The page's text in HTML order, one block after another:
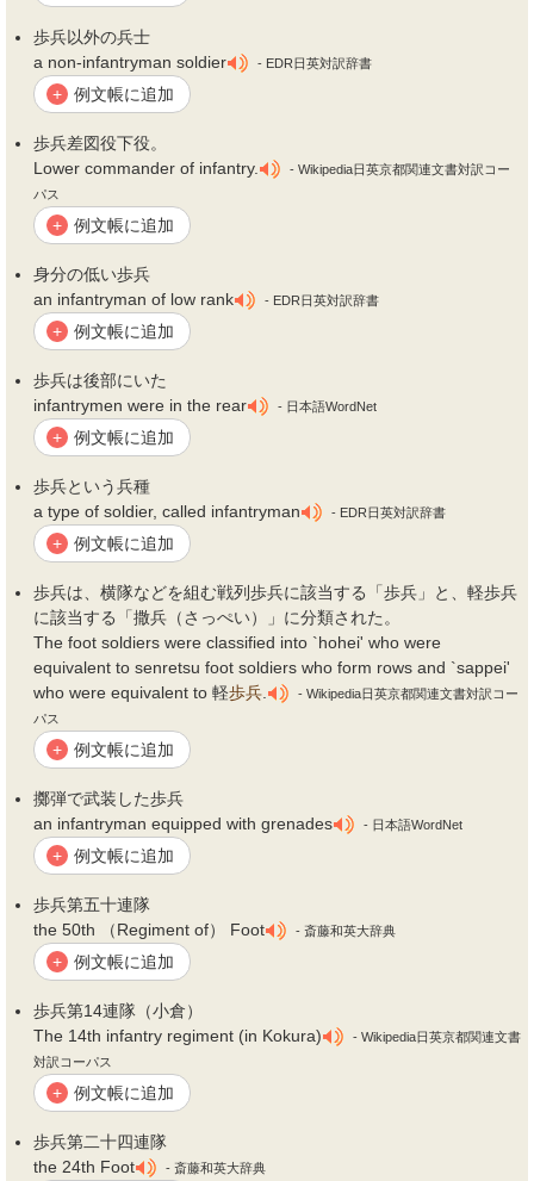
歩兵以外の兵士
a non-infantryman soldier
- EDR日英対訳辞書
+ 例文帳に追加
歩兵差図役下役。
Lower commander of infantry.
- Wikipedia日英京都関連文書対訳コー
パス
+ 例文帳に追加
身分の低い歩兵
an infantryman of low rank
- EDR日英対訳辞書
+ 例文帳に追加
歩兵は後部にいた
infantrymen were in the rear
- 日本語WordNet
+ 例文帳に追加
歩兵という兵種
a type of soldier, called infantryman
- EDR日英対訳辞書
+ 例文帳に追加
歩兵は、横隊などを組む戦列歩兵に該当する「歩兵 」と、軽歩兵
に該当する「撒兵（さっぺい）」に分類された。
The foot soldiers were classified into `hohei' who were
equivalent to senretsu foot soldiers who form rows and `sappei'
who were equivalent to 軽歩兵
- Wikipedia日英京都関連文書対訳コー
パス
+ 例文帳に追加
擲弾で武装した歩兵
an infantryman equipped with grenades
- 日本語WordNet
+ 例文帳に追加
歩兵第五十連隊
the 50th （Regiment of） Foot
- 斎藤和英大辞典
+ 例文帳に追加
歩兵第14連隊（小倉）
The 14th infantry regiment (in Kokura)
- Wikipedia日英京都関連文書
対訳コーパス
+ 例文帳に追加
歩兵第二十四連隊
the 24th Foot
- 斎藤和英大辞典